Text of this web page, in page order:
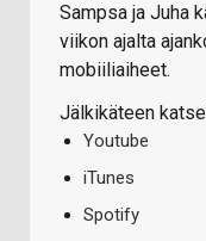
Sampsa ja Juha
viikon ajalta
mobiiliaiheet.
Jälkikäteen
Youtube
iTunes
Spotify